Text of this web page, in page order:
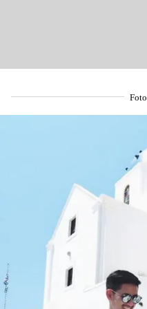
Foto